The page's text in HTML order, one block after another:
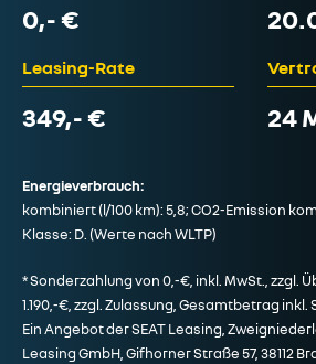
0,- €
Leasing-Rate
349,- € 24
Energieverbrauch:
kombiniert (l/100 km): 5,8; CO2-Emission
Klasse: D. (Werte nach WLTP)
* Sonderzahlung von 0,-€, inkl. MwSt., zzgl.
1.190,-€, zzgl. Zulassung, Gesamtbetrag inkl.
Ein Angebot der SEAT Leasing,
Leasing GmbH, Gifhorner Straße 57, 38112